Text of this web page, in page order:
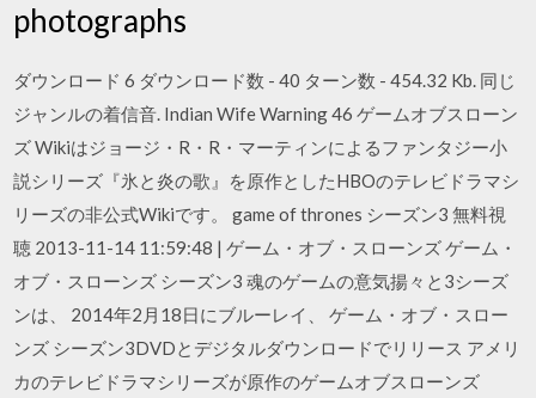
photographs
ダウンロード 6 ダウンロード数 - 40 ターン数 - 454.32 Kb. 同じ
ジャンルの着信音. Indian Wife Warning 46 ゲームオブスローン
ズ Wikiはジョージ・R・R・マーティンによるファンタジー小
説シリーズ『氷と炎の歌』を原作としたHBOのテレビドラマシ
リーズの非公式Wikiです。 game of thrones シーズン3 無料視
聴 2013-11-14 11:59:48 | ゲーム・オブ・スローンズ ゲーム・
オブ・スローンズ シーズン3 魂のゲームの意気揚々と3シーズ
ンは、 2014年2月18日にブルーレイ、 ゲーム・オブ・スロー
ンズ シーズン3DVDとデジタルダウンロードでリリース アメリ
カのテレビドラマシリーズが原作のゲームオブスローンズ